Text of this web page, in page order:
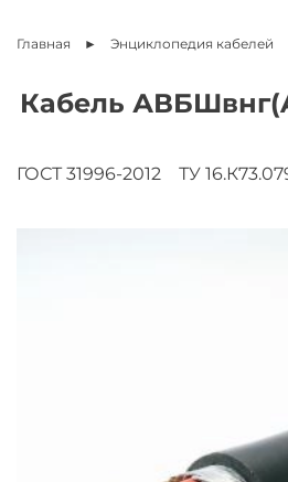
Главная Энциклопедия кабелей
Кабель
ГОСТ 31996-2012 ТУ